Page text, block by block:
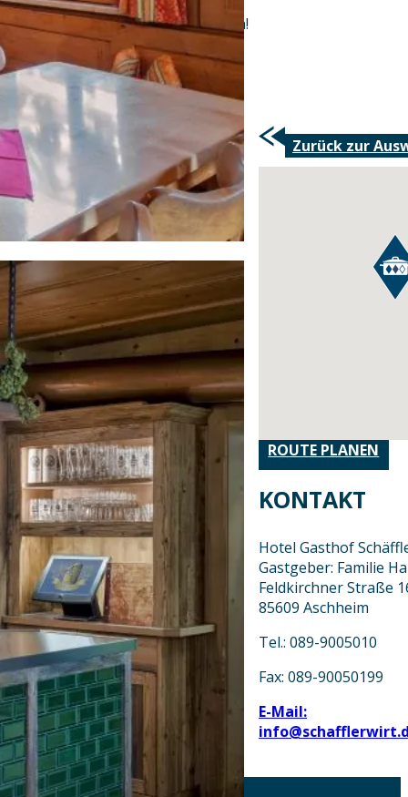
Wir freuen uns auf Ihren Besuch!
Ihre Familie Haller mit Team!
Zurück zur
ROUTE PLANEN
KONTAKT
Hotel Gasthof
Gastgeber: Familie
Feldkirchner Straße
85609 Aschheim
Tel.: 089-9005010
Fax: 089-90050199
E-Mail: